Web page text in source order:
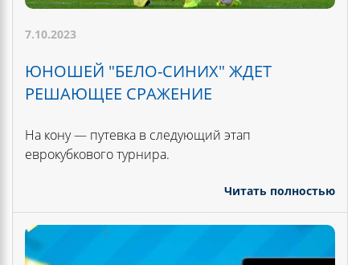
7.10.2023
ЮНОШЕЙ "БЕЛО-СИНИХ" ЖДЕТ
РЕШАЮЩЕЕ СРАЖЕНИЕ
На кону — путевка в следующий этап
еврокубкового турнира.
Читать полностью